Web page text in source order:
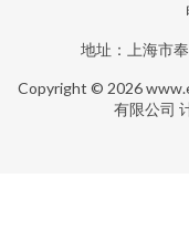
地址：上海市
Copyright © 2026
有限公司